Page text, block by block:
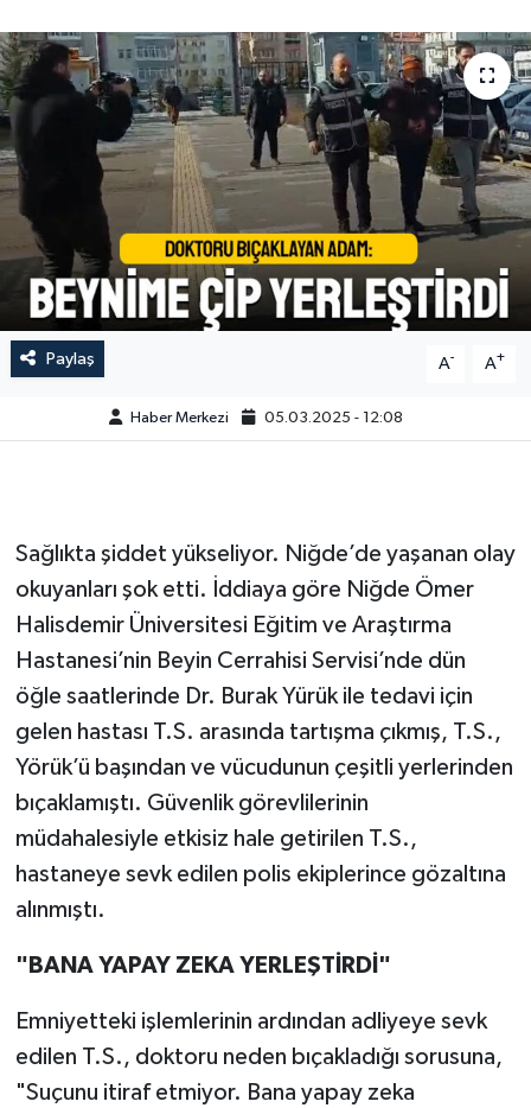
Paylaş A- A+
Haber Merkezi 05.03.2025 - 12:08
Sağlıkta şiddet yükseliyor. Niğde’de yaşanan olay
okuyanları şok etti. İddiaya göre Niğde Ömer
Halisdemir Üniversitesi Eğitim ve Araştırma
Hastanesi’nin Beyin Cerrahisi Servisi’nde dün
öğle saatlerinde Dr. Burak Yürük ile tedavi için
gelen hastası T.S. arasında tartışma çıkmış, T.S.,
Yörük’ü başından ve vücudunun çeşitli yerlerinden
bıçaklamıştı. Güvenlik görevlilerinin
müdahalesiyle etkisiz hale getirilen T.S.,
hastaneye sevk edilen polis ekiplerince gözaltına
alınmıştı.
"BANA YAPAY ZEKA YERLEŞTİRDİ"
Emniyetteki işlemlerinin ardından adliyeye sevk
edilen T.S., doktoru neden bıçakladığı sorusuna,
"Suçunu itiraf etmiyor. Bana yapay zeka